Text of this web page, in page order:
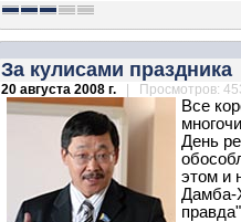
За кулисами праздника
20 августа 2008 г. | Просмотров:
Все
День
этом и
Дамба-